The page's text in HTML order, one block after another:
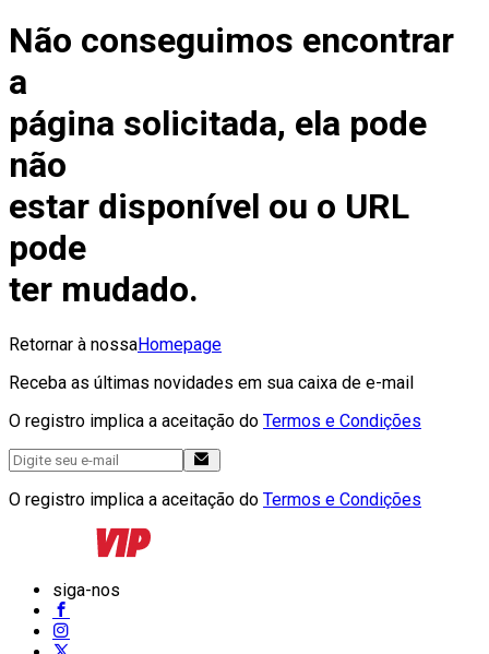
Não conseguimos encontrar
a
página solicitada, ela pode
não
estar disponível ou o URL
pode
ter mudado.
Retornar à nossaHomepage
Receba as últimas novidades em sua caixa de e-mail
O registro implica a aceitação do Termos e Condições
O registro implica a aceitação do Termos e Condições
siga-nos